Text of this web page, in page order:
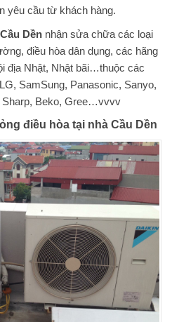
yêu cầu từ khách hàng.
Dền nhận sửa chữa các loại
điều hòa dân dụng, các hãng
địa Nhật, Nhật bãi…thuộc các
SamSung, Panasonic, Sanyo,
Sharp, Beko, Gree…vvvv
điều hòa tại nhà Cầu Dền